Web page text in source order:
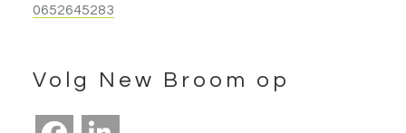
0652645283
Volg New Broom op